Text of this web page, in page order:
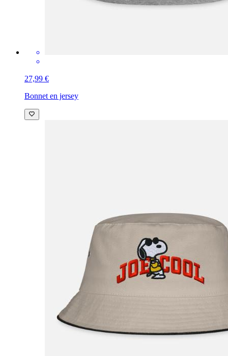
27,99 €
Bonnet en jersey